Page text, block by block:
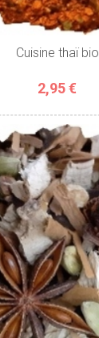
Cuisine thaï bio
2,95 €